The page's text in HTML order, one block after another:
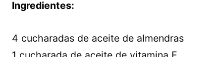
Ingredientes:
4 cucharadas de aceite de almendras